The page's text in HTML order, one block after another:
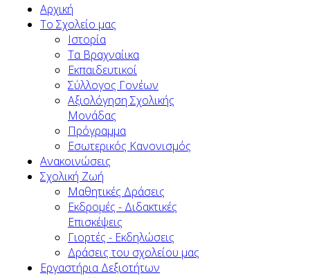
Αρχική
To Σχολείο μας
Ιστορία
Τα Βραχναίικα
Εκπαιδευτικοί
Σύλλογος Γονέων
Αξιολόγηση Σχολικής
Μονάδας
Πρόγραμμα
Εσωτερικός Κανονισμός
Ανακοινώσεις
Σχολική Ζωή
Μαθητικές Δράσεις
Εκδρομές - Διδακτικές
Επισκέψεις
Γιορτές - Εκδηλώσεις
Δράσεις του σχολείου μας
Εργαστήρια Δεξιοτήτων